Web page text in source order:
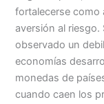
fortalecerse como
aversión al
observado un
economías
monedas de
cuando caen los